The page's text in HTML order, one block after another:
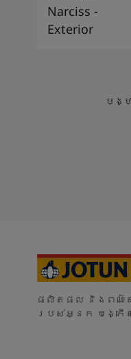
Narciss -
Exterior
បង្
ផលិតផល និងពណ៌គុ
របស់អ្នក បង្កើត